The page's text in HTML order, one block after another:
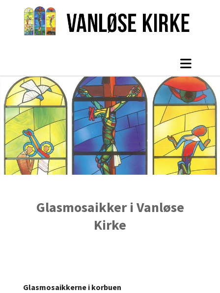
Glasmosaikker i Vanløse
Kirke
Glasmosaikkerne i korbuen